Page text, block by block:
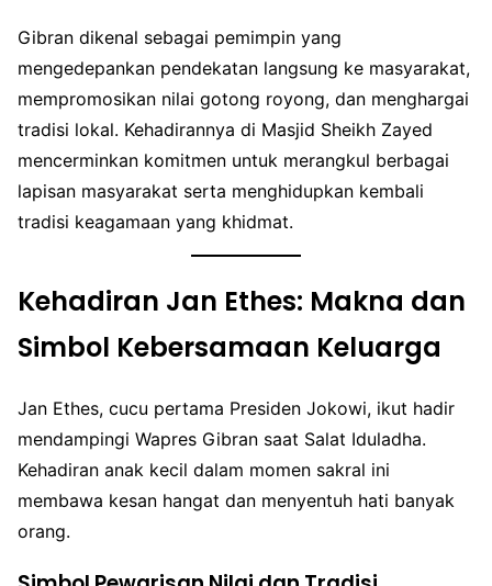
Gibran dikenal sebagai pemimpin yang
mengedepankan pendekatan langsung ke masyarakat,
mempromosikan nilai gotong royong, dan menghargai
tradisi lokal. Kehadirannya di Masjid Sheikh Zayed
mencerminkan komitmen untuk merangkul berbagai
lapisan masyarakat serta menghidupkan kembali
tradisi keagamaan yang khidmat.
Kehadiran Jan Ethes: Makna dan
Simbol Kebersamaan Keluarga
Jan Ethes, cucu pertama Presiden Jokowi, ikut hadir
mendampingi Wapres Gibran saat Salat Iduladha.
Kehadiran anak kecil dalam momen sakral ini
membawa kesan hangat dan menyentuh hati banyak
orang.